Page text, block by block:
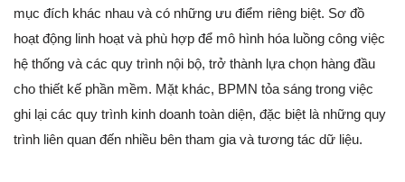
mục đích khác nhau và có những ưu điểm riêng biệt. Sơ đồ
hoạt động linh hoạt và phù hợp để mô hình hóa luồng công việc
hệ thống và các quy trình nội bộ, trở thành lựa chọn hàng đầu
cho thiết kế phần mềm. Mặt khác, BPMN tỏa sáng trong việc
ghi lại các quy trình kinh doanh toàn diện, đặc biệt là những quy
trình liên quan đến nhiều bên tham gia và tương tác dữ liệu.